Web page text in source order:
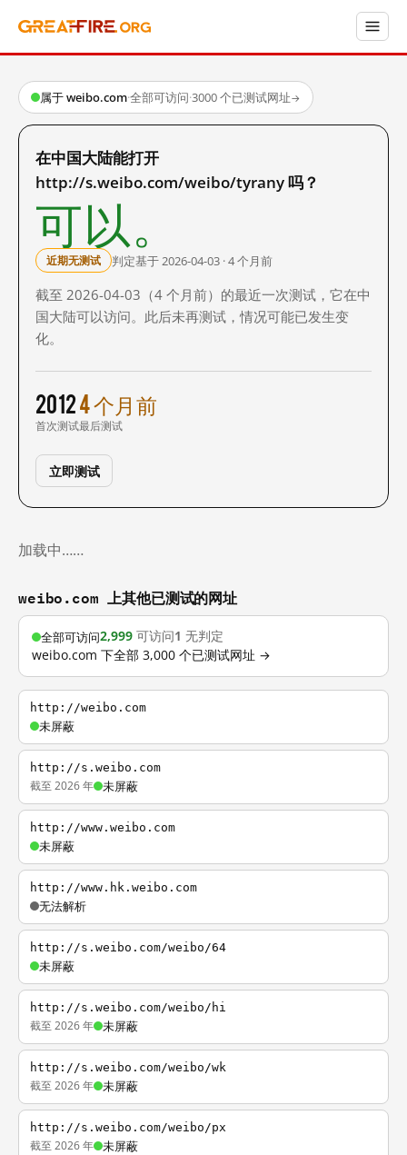
属于 weibo.com·全部可访问·3000 个已测试网址→
在中国大陆能打开
http://s.weibo.com/weibo/tyrany 吗？
可以。
近期无测试 判定基于 2026-04-03 · 4 个月前
截至 2026-04-03（4 个月前）的最近一次测试，它在中
国大陆可以访问。此后未再测试，情况可能已发生变
化。
2012
首次测试
4 个月前
最后测试
立即测试
加载中……
weibo.com 上其他已测试的网址
全部可访问2,999 可访问1 无判定
weibo.com 下全部 3,000 个已测试网址 →
http://weibo.com
未屏蔽
http://s.weibo.com
截至 2026 年 未屏蔽
http://www.weibo.com
未屏蔽
http://www.hk.weibo.com
无法解析
http://s.weibo.com/weibo/64
未屏蔽
http://s.weibo.com/weibo/hi
截至 2026 年 未屏蔽
http://s.weibo.com/weibo/wk
截至 2026 年 未屏蔽
http://s.weibo.com/weibo/px
截至 2026 年 未屏蔽